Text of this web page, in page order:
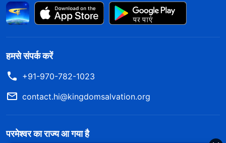
हमसे संपर्क करें
+91-970-782-1023
contact.hi@kingdomsalvation.org
परमेश्वर का राज्य आ गया है